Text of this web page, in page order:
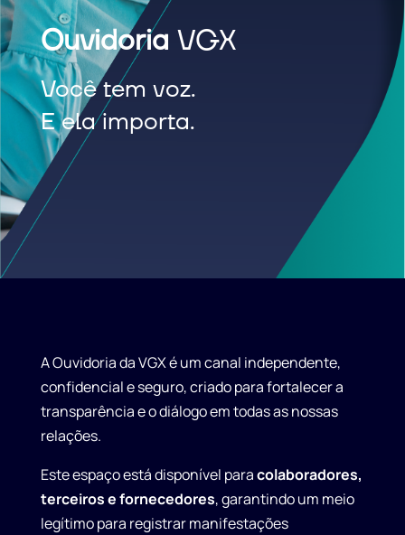
Ouvidoria VGX
Você tem voz.
E ela importa.
A Ouvidoria da VGX é um canal independente,
confidencial e seguro, criado para fortalecer a
transparência e o diálogo em todas as nossas
relações.
Este espaço está disponível paracolaboradores,
terceiros e fornecedores, garantindo um meio
legítimo para registrar manifestações